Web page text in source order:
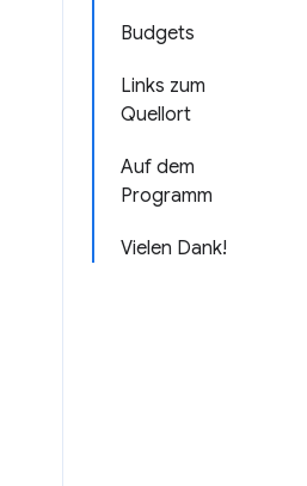
Budgets
Links zum
Quellort
Auf dem
Programm
Vielen Dank!